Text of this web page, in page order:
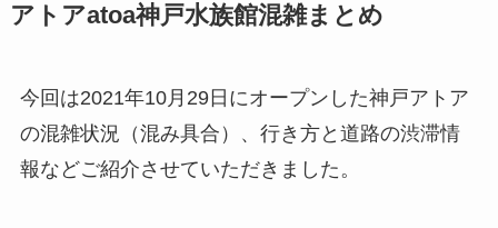
アトアatoa神戸水族館混雑まとめ
今回は2021年10月29日にオープンした神戸アトア
の混雑状況（混み具合）、行き方と道路の渋滞情
報などご紹介させていただきました。